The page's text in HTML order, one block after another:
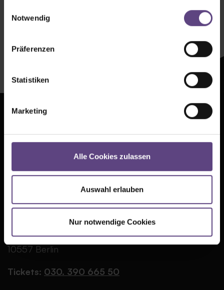
Notwendig
Präferenzen
Statistiken
Marketing
Alle Cookies zulassen
Auswahl erlauben
Nur notwendige Cookies
Zeltenheitswert
Newsletter abonnieren
Kontakt
Partner
Datenschutz
Cookie-Einstellungen
TIPI AM KANZLERAMT
Große Querallee
10557 Berlin
Tickets: 030. 390 665 50